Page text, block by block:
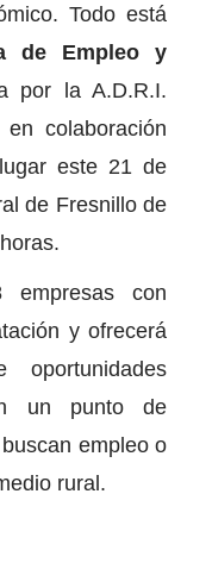
Todo está
de Empleo y
por la A.D.R.I.
colaboración
este 21 de
de Fresnillo de
con
y ofrecerá
un punto de
empleo o
rural.